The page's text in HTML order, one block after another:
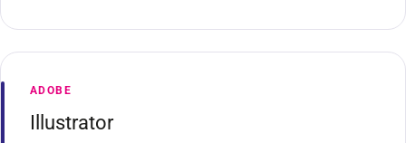
ADOBE
Illustrator